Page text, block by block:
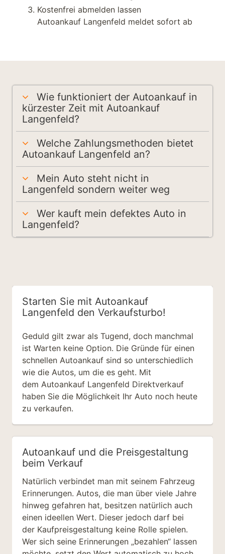
Kostenfrei abmelden lassen
Autoankauf Langenfeld meldet sofort ab
Wie funktioniert der Autoankauf in
kürzester Zeit mit Autoankauf
Langenfeld?
Welche Zahlungsmethoden bietet
Autoankauf Langenfeld an?
Mein Auto steht nicht in
Langenfeld sondern weiter weg
Wer kauft mein defektes Auto in
Langenfeld?
Starten Sie mit Autoankauf
Langenfeld den Verkaufsturbo!
Geduld gilt zwar als Tugend, doch manchmal
ist Warten keine Option. Die Gründe für einen
schnellen Autoankauf sind so unterschiedlich
wie die Autos, um die es geht. Mit
dem Autoankauf Langenfeld Direktverkauf
haben Sie die Möglichkeit Ihr Auto noch heute
zu verkaufen.
Autoankauf und die Preisgestaltung
beim Verkauf
Natürlich verbindet man mit seinem Fahrzeug
Erinnerungen. Autos, die man über viele Jahre
hinweg gefahren hat, besitzen natürlich auch
einen ideellen Wert. Dieser jedoch darf bei
der Kaufpreisgestaltung keine Rolle spielen.
Wer sich seine Erinnerungen „bezahlen“ lassen